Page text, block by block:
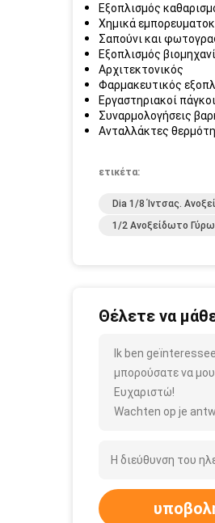
Εξοπλισμός
Χημικά
Σαπούνι και
Εξοπλισμός
Αρχιτεκτονικός
Φαρμακευτικός
Εργαστηριακοί
Συναρμολογήσεις
Ανταλλάκτες
ετικέτα:
Dia 1/8 Ίντσας.
1/2 Ανοξείδωτο
Θέλετε να
Ik ben
μπορούσατε να
Ευχαριστώ!
Wachten op je